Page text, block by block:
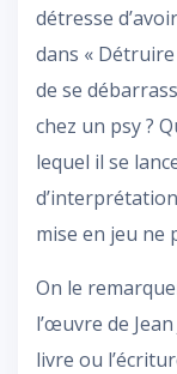
détresse
dans «
de se
chez un psy ?
lequel il se
mise en jeu ne
On le
l’œuvre de
livre ou